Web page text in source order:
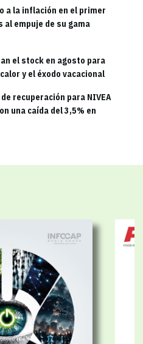
a la inflación en el primer
empuje de su gama
el stock en agosto para
y el éxodo vacacional
recuperación para NIVEA
una caída del 3,5% en